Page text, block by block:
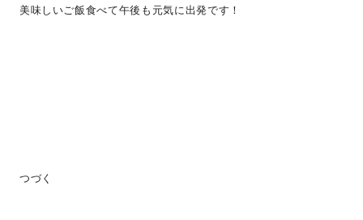
美味しいご飯食べて午後も元気に出発です！
つづく